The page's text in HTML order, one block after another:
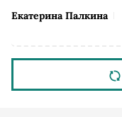
Екатерина Палкина